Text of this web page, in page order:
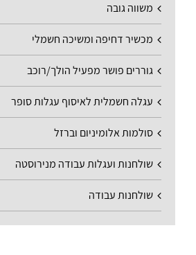
משווה גובה
מכשיר דחיפה ומשיכה חשמלי
גוררים פושר מפעיל הולך/רוכב
עגלה חשמלית לאיסוף עגלות סופר
סולמות אלומיניום וברזל
שולחנות ועגלות עבודה מנירוסטה
שולחנות עבודה